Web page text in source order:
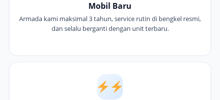
Mobil Baru
Armada kami maksimal 3 tahun, service rutin di bengkel resmi,
dan selalu berganti dengan unit terbaru.